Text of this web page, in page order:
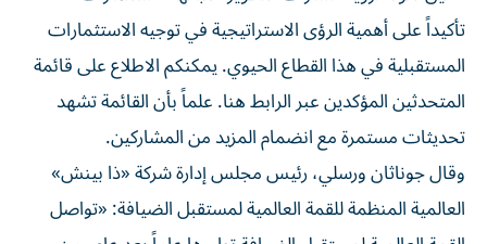
تأكيداً على أهمية الرؤى الاستراتيجية في توجيه الاستثمارات
المستقبلية في هذا القطاع الحيوي. يمكنكم الاطلاع على قائمة
المتحدثين المؤكدين عبر الرابط هنا. علماً بأن القائمة تشهد
تحديثات مستمرة مع انضمام المزيد من المشاركين.
وقال جوناثان ورسلي، رئيس مجلس إدارة شركة «ذا بينش»
العالمية المنظمة للقمة العالمية لمستقبل الضيافة: «تواصل